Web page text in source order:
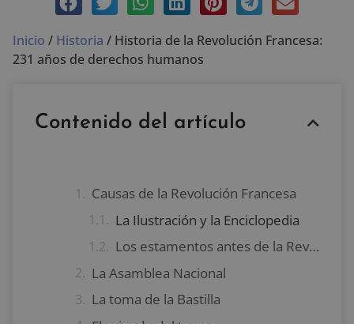
Inicio / Historia / Historia de la Revolución Francesa:
231 años de derechos humanos
Contenido del artículo
Causas de la Revolución Francesa
La Ilustración y la Enciclopedia
Los estamentos antes de la Revolución Francesa
La Asamblea Nacional
La toma de la Bastilla